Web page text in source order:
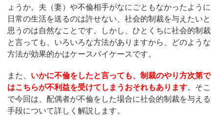
ょうか。夫（妻）や不倫相手がなにごともなかったように
日常の生活を送るのは許せない、社会的制裁を与えたいと
思うのは自然なことです。しかし、ひとくちに社会的制裁
と言っても、いろいろな方法がありますから、どのような
方法が効果的かはケースバイケースです。
また、 いかに不倫をしたと言っても、制裁のやり方次第で
はこちらが不利益を受けてしまうおそれもあります。そこ
で今回は、配偶者が不倫をした場合に社会的制裁を与える
手段について詳しく解説します。